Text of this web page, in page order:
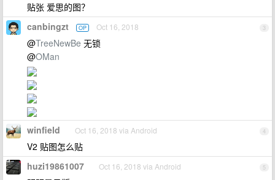
贴张 爱思的图？
3
canbingzt OP Oct 16, 2018
@TreeNewBe 无锁
@OMan
4
winfield Oct 16, 2018 via Android
V2 贴图怎么贴
5
huzi19861007 Oct 16, 2018 via Android